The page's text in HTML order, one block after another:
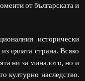
от българската и
исторически
цялата страна. Всяко
ни за миналото, но и
културно наследство.